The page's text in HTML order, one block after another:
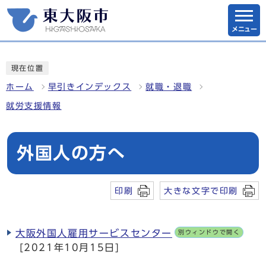
メニュー
現在位置
ホーム 早引きインデックス 就職・退職
就労支援情報
外国人の方へ
印刷 大きな文字で印刷
大阪外国人雇用サービスセンター 別ウィンドウで開く
[2021年10月15日]